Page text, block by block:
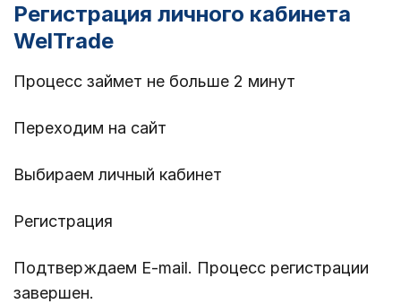
Регистрация личного кабинета
WelTrade
Процесс займет не больше 2 минут
Переходим на сайт
Выбираем личный кабинет
Регистрация
Подтверждаем E-mail. Процесс регистрации
завершен.